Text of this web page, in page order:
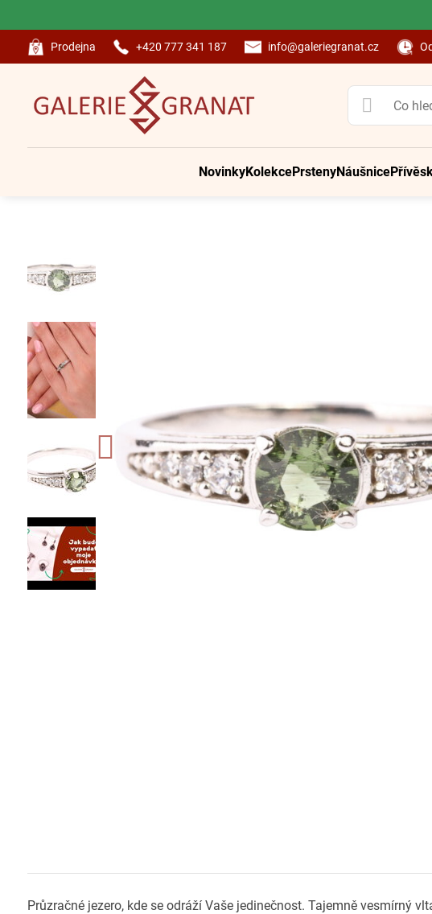
Prodejna +420 777 341 187 info@galeriegranat.cz
NovinkyKolekcePrstenyNáušnice
Průzračné jezero, kde se odráží Vaše jedinečnost. Tajemně vesmírný